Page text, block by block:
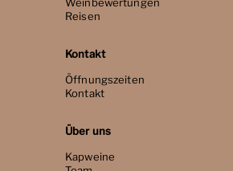
Reisen
Kontakt
Öffnungszeiten
Kontakt
Über uns
Kapweine